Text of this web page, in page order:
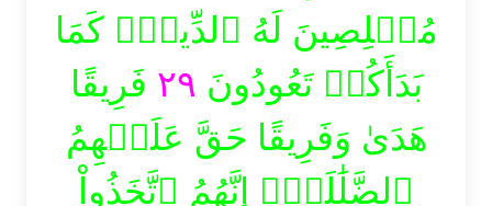
مُخۡلِصِينَ لَهُ ٱلدِّينَۚ كَمَا
بَدَأَكُمۡ تَعُودُونَ ٢٩ فَرِيقًا
هَدَىٰ وَفَرِيقًا حَقَّ عَلَيۡهِمُ
ٱلضَّلَٰلَةُۚ إِنَّهُمُ ٱتَّخَذُواْ